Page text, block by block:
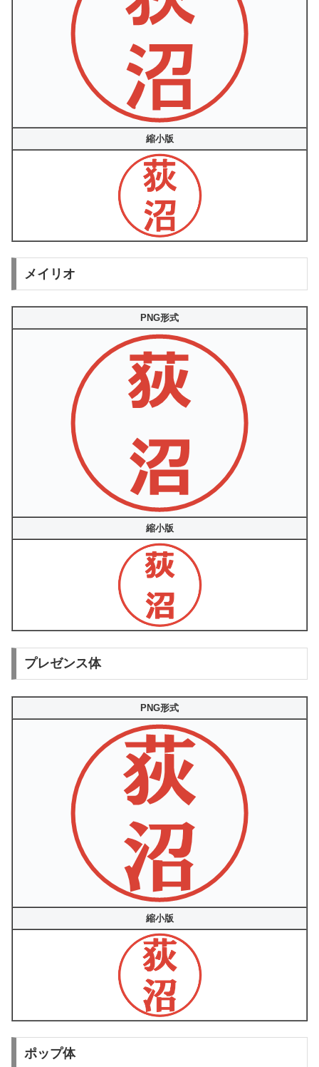
縮小版
メイリオ
PNG形式
縮小版
プレゼンス体
PNG形式
縮小版
ポップ体